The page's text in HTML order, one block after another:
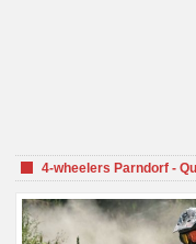
4-wheelers Parndorf -